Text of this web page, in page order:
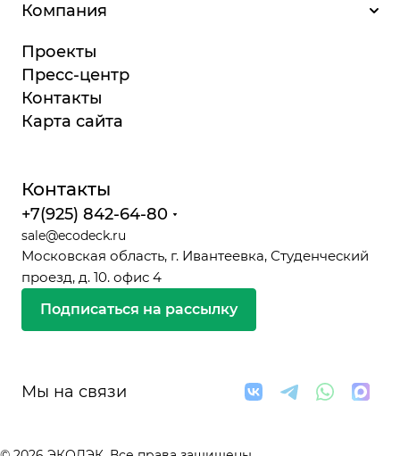
Компания
Проекты
Пресс-центр
Контакты
Карта сайта
Контакты
+7(925) 842-64-80
sale@ecodeck.ru
Московская область, г. Ивантеевка, Студенческий
проезд, д. 10. офис 4
Подписаться на рассылку
Мы на связи